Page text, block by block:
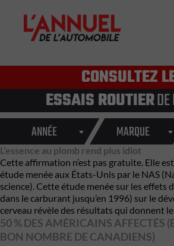
CONSULTEZ
ESSAIS ROUTIER
ANNÉE MARQUE
L’essence au plomb rend plus idiot
Cette affirmation n’est pas gratuite. Elle
étude menée aux États-Unis par le NAS
science). Cette étude menée sur les effets
dans le carburant jusqu’en 1996) sur le
cerveau révèle des résultats qui donnent
50 % DES AMÉRICAINS AFFECTÉS
BON NOMBRE DE CANADIENS)